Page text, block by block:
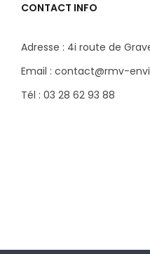
CONTACT INFO
Adresse : 4i route de
Email : contact@rmv-
Tél : 03 28 62 93 88